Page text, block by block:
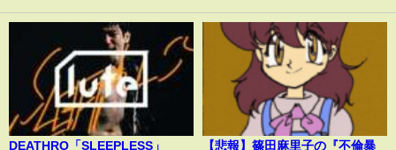
DEATHRO「SLEEPLESS」 【悲報】篠田麻里子の『不倫暴